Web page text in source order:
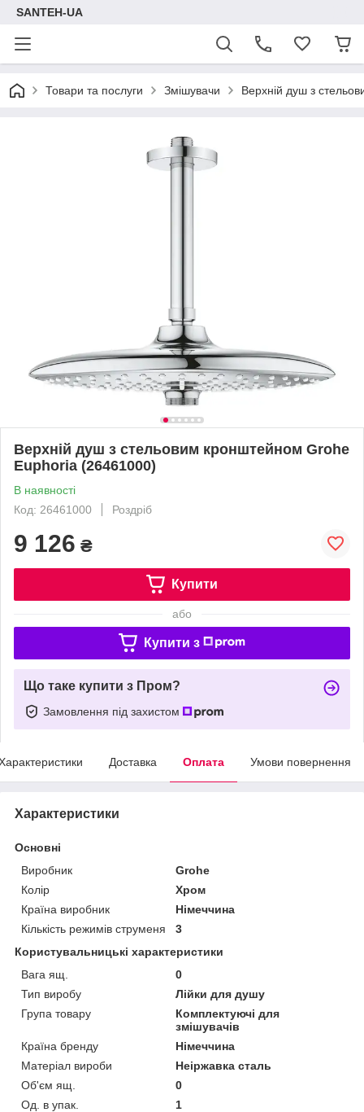
SANTEH-UA
Товари та послуги Змішувачи Верхній душ з
Верхній душ з стельовим кронштейном Grohe
Euphoria (26461000)
В наявності
Код: 26461000
Роздріб
9 126 ₴
Купити
або
Купити з
Що таке купити з Пром?
Замовлення під захистом
Доставка Оплата Умови повернення
Характеристики
Основні
Виробник
Grohe
Колір
Хром
Країна виробник
Німеччина
Кількість режимів струменя
3
Користувальницькі характеристики
Вага ящ.
0
Тип виробу
Лійки для душу
Група товару
Комплектуючі для
змішувачів
Країна бренду
Німеччина
Матеріал вироби
Неіржавка сталь
Об'єм ящ.
0
Од. в упак.
1